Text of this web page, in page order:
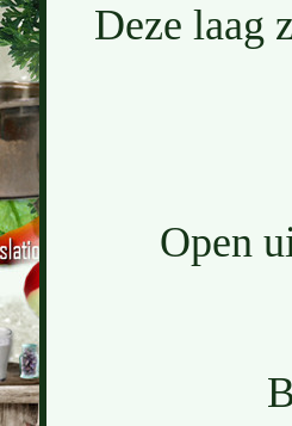
Deze laag
Open